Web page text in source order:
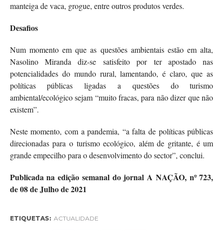
manteiga de vaca, grogue, entre outros produtos verdes.
Desafios
Num momento em que as questões ambientais estão em alta,
Nasolino Miranda diz-se satisfeito por ter apostado nas
potencialidades do mundo rural, lamentando, é claro, que as
políticas públicas ligadas a questões do turismo
ambiental/ecológico sejam “muito fracas, para não dizer que não
existem”.
Neste momento, com a pandemia, “a falta de políticas públicas
direcionadas para o turismo ecológico, além de gritante, é um
grande empecilho para o desenvolvimento do sector”, conclui.
Publicada na edição semanal do jornal A NAÇÃO, nº 723,
de 08 de Julho de 2021
ETIQUETAS: ACTUALIDADE